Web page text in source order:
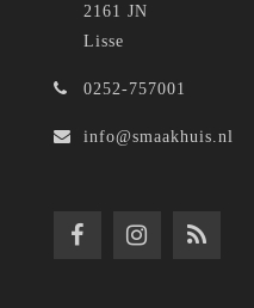
2161 JN
Lisse
0252-757001
info@smaakhuis.nl